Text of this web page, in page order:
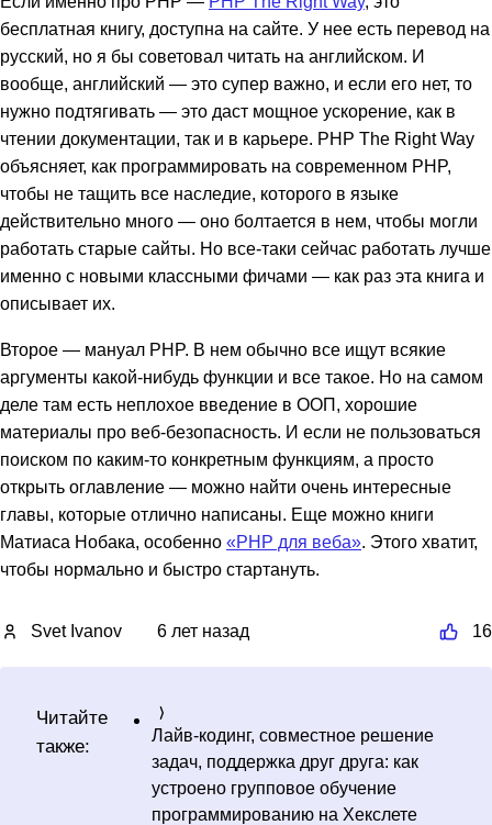
бесплатная книгу, доступна на сайте. У нее есть перевод на
русский, но я бы советовал читать на английском. И
вообще, английский — это супер важно, и если его нет, то
нужно подтягивать — это даст мощное ускорение, как в
чтении документации, так и в карьере. PHP The Right Way
объясняет, как программировать на современном PHP,
чтобы не тащить все наследие, которого в языке
действительно много — оно болтается в нем, чтобы могли
работать старые сайты. Но все-таки сейчас работать лучше
именно с новыми классными фичами — как раз эта книга и
описывает их.
Второе — мануал PHP. В нем обычно все ищут всякие
аргументы какой-нибудь функции и все такое. Но на самом
деле там есть неплохое введение в ООП, хорошие
материалы про веб-безопасность. И если не пользоваться
поиском по каким-то конкретным функциям, а просто
открыть оглавление — можно найти очень интересные
главы, которые отлично написаны. Еще можно книги
Матиаса Нобака, особенно «PHP для веба» . Этого хватит,
чтобы нормально и быстро стартануть.
Svet Ivanov 6 лет назад 16
Читайте
также:
Лайв-кодинг, совместное решение
задач, поддержка друг друга: как
устроено групповое обучение
программированию на Хекслете